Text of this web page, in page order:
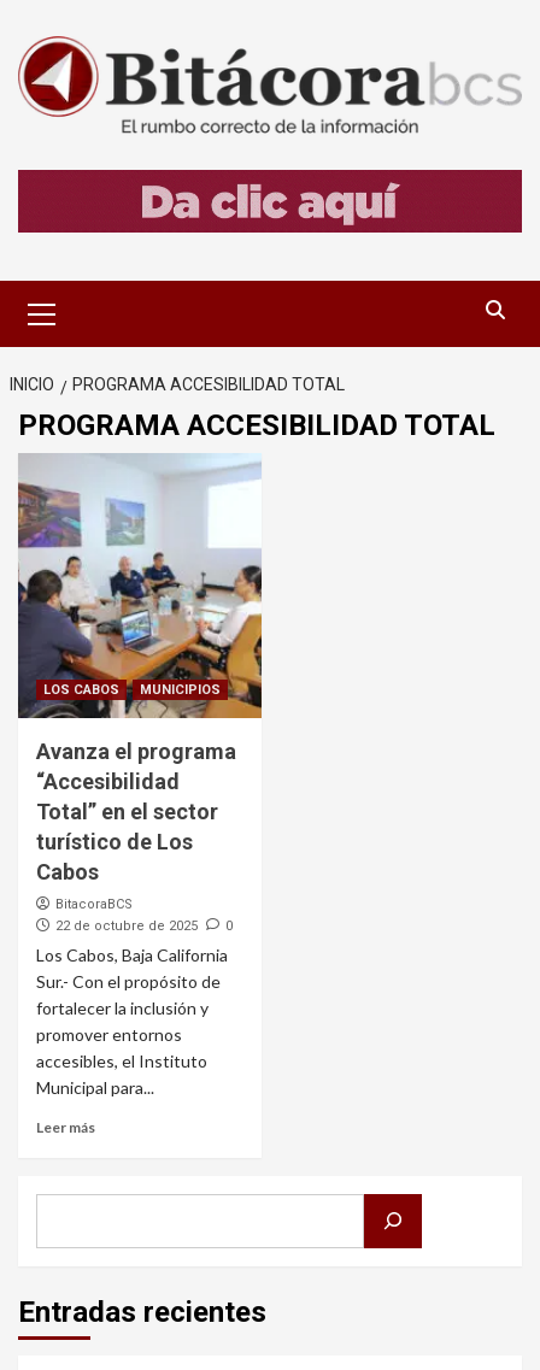
contenido
primario
INICIO PROGRAMA ACCESIBILIDAD TOTAL
PROGRAMA ACCESIBILIDAD TOTAL
LOS CABOS MUNICIPIOS
Avanza el programa
“Accesibilidad
Total” en el sector
turístico de Los
Cabos
BitacoraBCS
22 de octubre de 2025
0
Los Cabos, Baja California
Sur.- Con el propósito de
fortalecer la inclusión y
promover entornos
accesibles, el Instituto
Municipal para...
Leer más
Entradas recientes